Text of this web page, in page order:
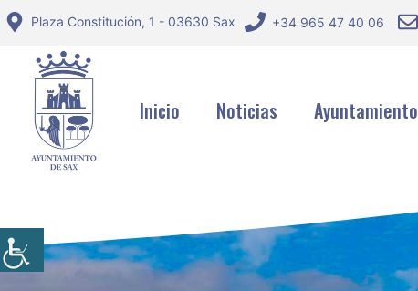
Saltar
contenido
Plaza Constitución, 1 - 03630 Sax +34 965 47 40 06
Inicio Noticias Ayuntamiento